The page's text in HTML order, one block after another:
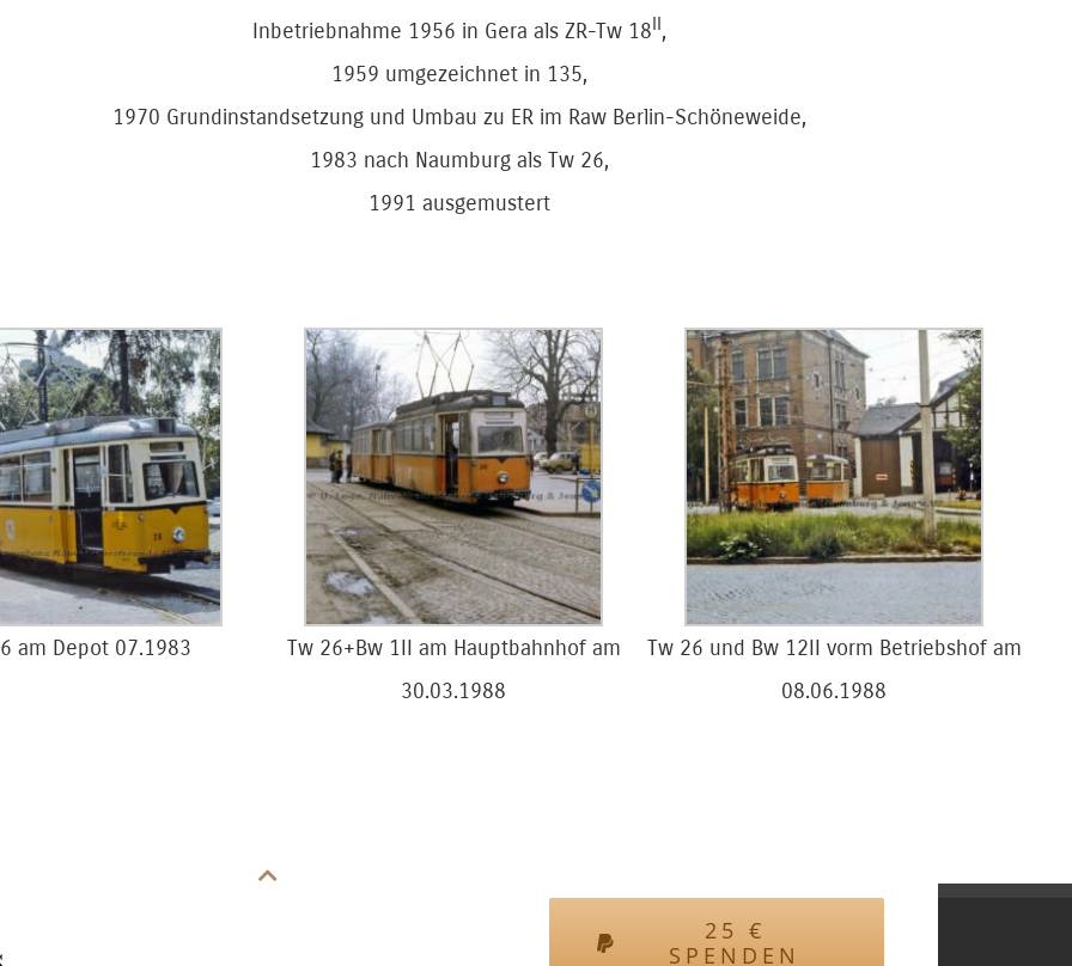
25 €
SPENDEN
Inbetriebnahme 1956 in Gera als ZR-Tw 18II,
1959 umgezeichnet in 135,
1970 Grundinstandsetzung und Umbau zu ER im Raw Berlin-Schöneweide,
1983 nach Naumburg als Tw 26,
1991 ausgemustert
am Depot 07.1983
Tw 26+Bw 1II am Hauptbahnhof am
30.03.1988
Tw 26 und Bw 12II vorm Betriebshof am
08.06.1988